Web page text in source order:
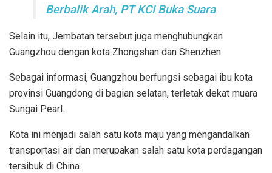
Berbalik Arah, PT KCI Buka Suara
Selain itu, Jembatan tersebut juga menghubungkan
Guangzhou dengan kota Zhongshan dan Shenzhen.
Sebagai informasi, Guangzhou berfungsi sebagai ibu kota
provinsi Guangdong di bagian selatan, terletak dekat muara
Sungai Pearl.
Kota ini menjadi salah satu kota maju yang mengandalkan
transportasi air dan merupakan salah satu kota perdagangan
tersibuk di China.